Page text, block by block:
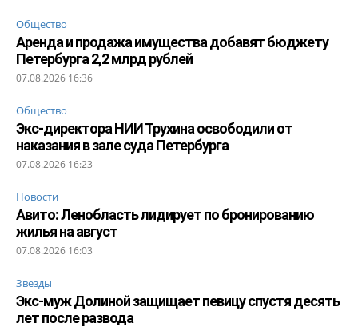
Общество
Аренда и продажа имущества добавят бюджету
Петербурга 2,2 млрд рублей
07.08.2026 16:36
Общество
Экс-директора НИИ Трухина освободили от
наказания в зале суда Петербурга
07.08.2026 16:23
Новости
Авито: Ленобласть лидирует по бронированию
жилья на август
07.08.2026 16:03
Звезды
Экс-муж Долиной защищает певицу спустя десять
лет после развода